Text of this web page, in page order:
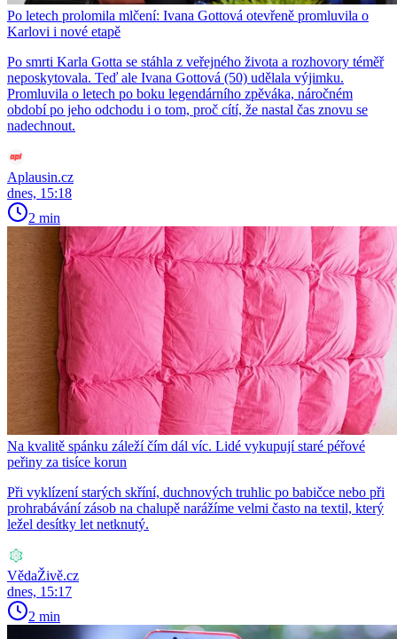
Po letech prolomila mlčení: Ivana Gottová otevřeně promluvila o
Karlovi i nové etapě
Po smrti Karla Gotta se stáhla z veřejného života a rozhovory téměř
neposkytovala. Teď ale Ivana Gottová (50) udělala výjimku.
Promluvila o letech po boku legendárního zpěváka, náročném
období po jeho odchodu i o tom, proč cítí, že nastal čas znovu se
nadechnout.
Aplausin.cz
dnes, 15:18
2 min
Na kvalitě spánku záleží čím dál víc. Lidé vykupují staré péřové
peřiny za tisíce korun
Při vyklízení starých skříní, duchnových truhlic po babičce nebo při
prohrabávání zásob na chalupě narážíme velmi často na textil, který
ležel desítky let netknutý.
VědaŽivě.cz
dnes, 15:17
2 min